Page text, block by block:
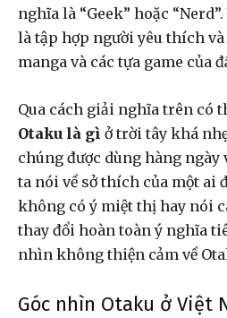
nghĩa là “Geek” hoặc
là tập hợp người yêu thích
manga và các tựa game của
Qua cách giải nghĩa trên có
Otaku là gì ở trời tây khá
chúng được dùng hàng ngày
ta nói về sở thích của một ai
không có ý miệt thị hay nói
thay đổi hoàn toàn ý nghĩa
nhìn không thiện cảm về
Góc nhìn Otaku ở Việt